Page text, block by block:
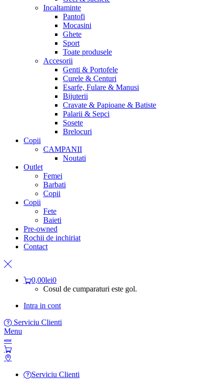
Incaltaminte
Pantofi
Mocasini
Ghete
Sport
Toate produsele
Accesorii
Genti & Portofele
Curele & Centuri
Esarfe, Fulare & Manusi
Bijuterii
Cravate & Papioane & Batiste
Palarii & Sepci
Sosete
Brelocuri
Copii
CAMPANII
Noutati
Outlet
Femei
Barbati
Copii
Copii
Fete
Baieti
Pre-owned
Rochii de inchiriat
Contact
0,00lei0
Cosul de cumparaturi este gol.
Intra in cont
Serviciu Clienti
Menu
Serviciu Clienti